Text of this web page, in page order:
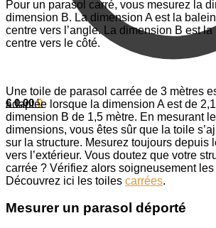
€0,00 0
Pour un parasol carré, vous mesurez la
dimension B. La dimension A est la
centre vers l’angle. La dimension B est
centre vers le côté.
Une toile de parasol carrée de 3 mètres
adaptée lorsque la dimension A est de
dimension B de 1,5 mètre. En mesurant
dimensions, vous êtes sûr que la toile
sur la structure. Mesurez toujours depuis
vers l’extérieur. Vous doutez que votre
carrée ? Vérifiez alors soigneusement
Découvrez ici les toiles carrées.
Mesurer un parasol déporté